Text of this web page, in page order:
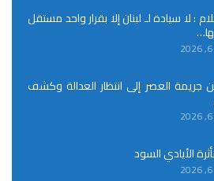
: لا سيادة لـ لبنان إلا بقرار واحد مستقل
جريمة العصر إلى انتظار العدالة وكشف
الأيادي السود